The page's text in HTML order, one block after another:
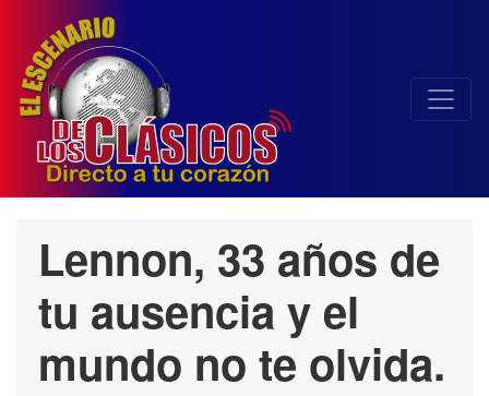
Lennon, 33 años de
tu ausencia y el
mundo no te olvida.